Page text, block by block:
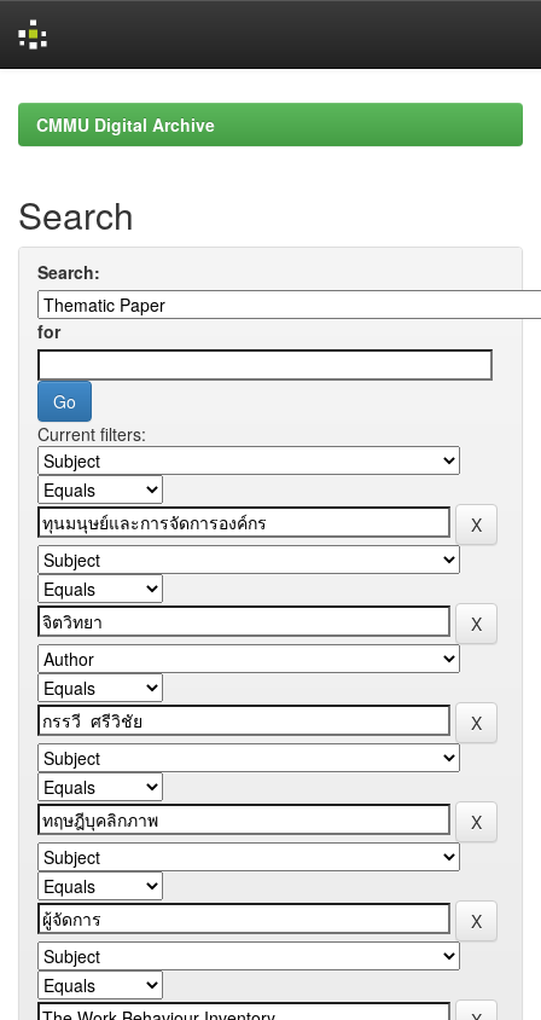
navigationCMMU Digital Archive
Search
Search:
for
Current filters: